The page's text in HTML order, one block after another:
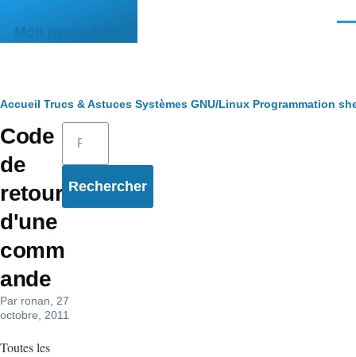
Mon pense-bête
Fil
d'Ariane
Accueil Trucs & Astuces Systèmes GNU/Linux Programmation
Code
de
retour
d'une
comm
ande
Par ronan , 27
octobre, 2011
Toutes les